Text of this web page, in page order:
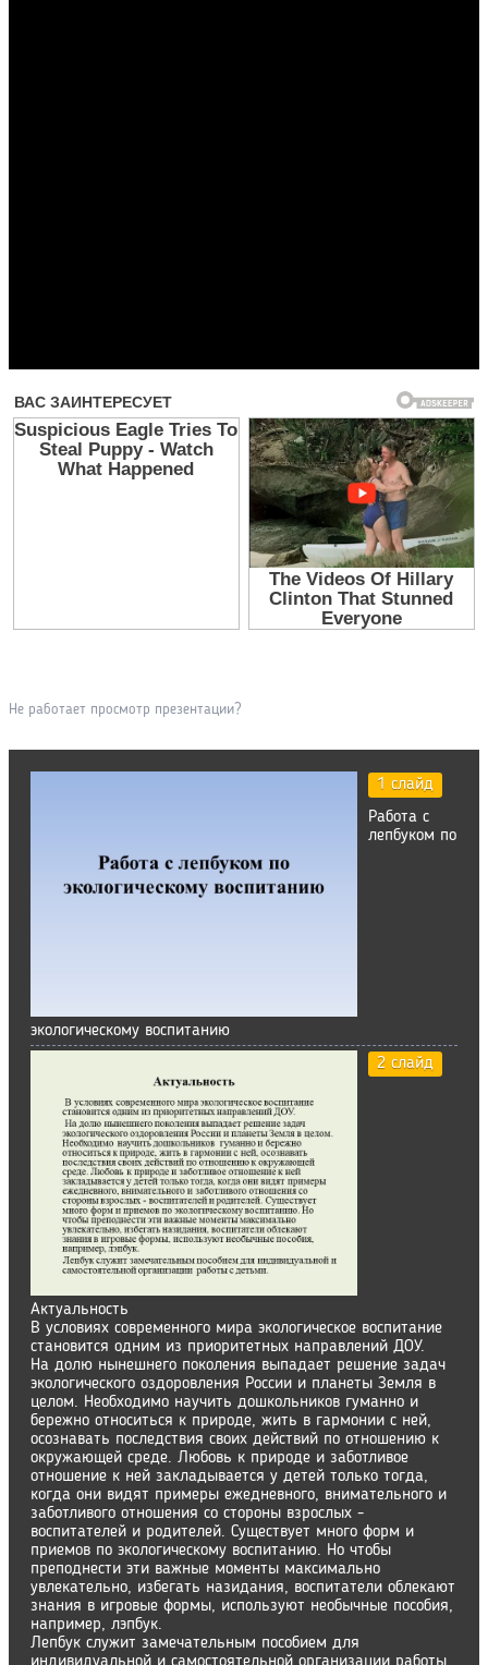
Не работает просмотр презентации?
1 слайд
Работа с
лепбуком по
экологическому воспитанию
2 слайд
Актуальность
В условиях современного мира экологическое воспитание
становится одним из приоритетных направлений ДОУ.
На долю нынешнего поколения выпадает решение задач
экологического оздоровления России и планеты Земля в
целом. Необходимо научить дошкольников гуманно и
бережно относиться к природе, жить в гармонии с ней,
осознавать последствия своих действий по отношению к
окружающей среде. Любовь к природе и заботливое
отношение к ней закладывается у детей только тогда,
когда они видят примеры ежедневного, внимательного и
заботливого отношения со стороны взрослых -
воспитателей и родителей. Существует много форм и
приемов по экологическому воспитанию. Но чтобы
преподнести эти важные моменты максимально
увлекательно, избегать назидания, воспитатели облекают
знания в игровые формы, используют необычные пособия,
например, лэпбук.
Лепбук служит замечательным пособием для